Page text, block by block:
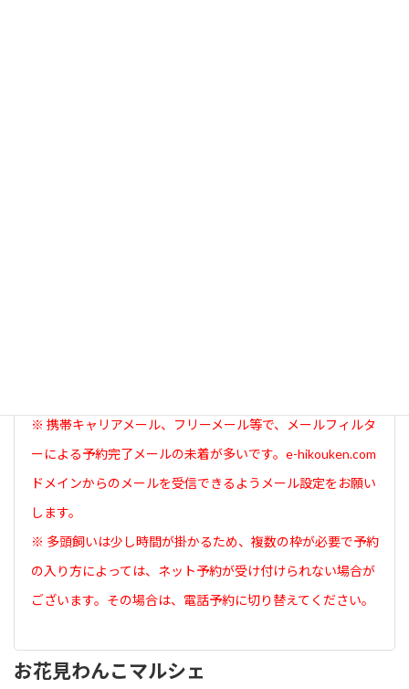
※ 携帯キャリアメール、フリーメール等で、メールフィルタ
ーによる予約完了メールの未着が多いです。e-hikouken.com
ドメインからのメールを受信できるようメール設定をお願い
します。
※ 多頭飼いは少し時間が掛かるため、複数の枠が必要で予約
の入り方によっては、ネット予約が受け付けられない場合が
ございます。その場合は、電話予約に切り替えてください。
お花見わんこマルシェ